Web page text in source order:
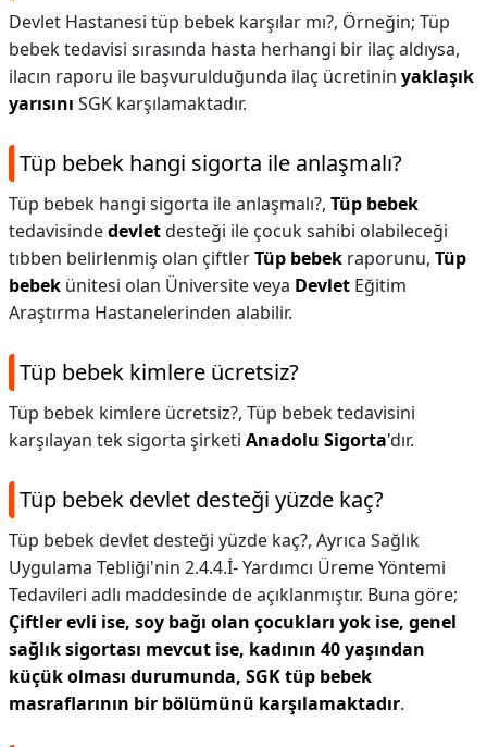
Devlet Hastanesi tüp bebek karşılar mı?, Örneğin; Tüp
bebek tedavisi sırasında hasta herhangi bir ilaç aldıysa,
ilacın raporu ile başvurulduğunda ilaç ücretinin yaklaşık
yarısını SGK karşılamaktadır.
Tüp bebek hangi sigorta ile anlaşmalı?
Tüp bebek hangi sigorta ile anlaşmalı?, Tüp bebek
tedavisindedevletdesteği ile çocuk sahibi olabileceği
tıbben belirlenmiş olan çiftlerTüp bebek raporunu, Tüp
bebek ünitesi olan Üniversite veya Devlet Eğitim
Araştırma Hastanelerinden alabilir.
Tüp bebek kimlere ücretsiz?
Tüp bebek kimlere ücretsiz?, Tüp bebek tedavisini
karşılayan tek sigorta şirketi Anadolu Sigorta'dır.
Tüp bebek devlet desteği yüzde kaç?
Tüp bebek devlet desteği yüzde kaç?, Ayrıca Sağlık
Uygulama Tebliği'nin 2.4.4.İ- Yardımcı Üreme Yöntemi
Tedavileri adlı maddesinde de açıklanmıştır. Buna göre;
Çiftler evli ise, soy bağı olan çocukları yok ise, genel
sağlık sigortası mevcut ise, kadının 40 yaşından
küçük olması durumunda, SGK tüp bebek
masraflarının bir bölümünü karşılamaktadır.